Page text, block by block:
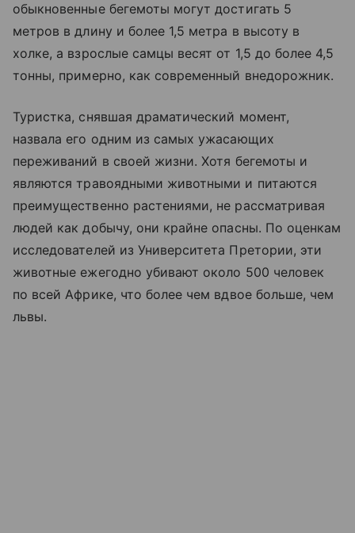
обыкновенные бегемоты могут достигать 5
метров в длину и более 1,5 метра в высоту в
холке, а взрослые самцы весят от 1,5 до более 4,5
тонны, примерно, как современный внедорожник.
Туристка, снявшая драматический момент,
назвала его одним из самых ужасающих
переживаний в своей жизни. Хотя бегемоты и
являются травоядными животными и питаются
преимущественно растениями, не рассматривая
людей как добычу, они крайне опасны. По оценкам
исследователей из Университета Претории, эти
животные ежегодно убивают около 500 человек
по всей Африке, что более чем вдвое больше, чем
львы.